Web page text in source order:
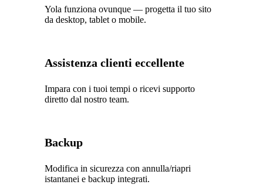
Yola funziona ovunque — progetta il tuo sito
da desktop, tablet o mobile.
Assistenza clienti eccellente
Impara con i tuoi tempi o ricevi supporto
diretto dal nostro team.
Backup
Modifica in sicurezza con annulla/riapri
istantanei e backup integrati.